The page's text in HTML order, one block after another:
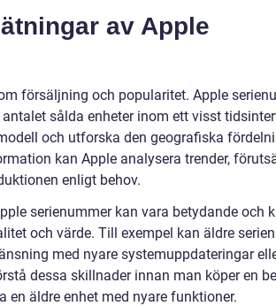
av Apple
försäljning och popularitet. Apple
sålda enheter inom ett visst
och utforska den geografiska
kan Apple analysera trender,
enligt behov.
serienummer kan vara betydande och
och värde. Till exempel kan äldre
med nyare systemuppdateringar
dessa skillnader innan man köper en
en äldre enhet med nyare funktioner.